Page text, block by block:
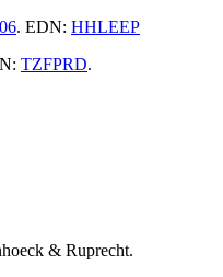
. EDN: HHLEEP
TZFPRD.
& Ruprecht.